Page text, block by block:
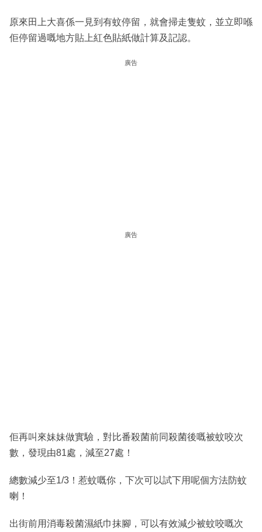
原來田上大喜係一見到有蚊停留，就會掃走隻蚊，並立即喺
佢停留過嘅地方貼上紅色貼紙做計算及記認。
廣告
廣告
佢再叫來妹妹做實驗，對比番殺菌前同殺菌後嘅被蚊咬次
數，發現由81處，減至27處！
總數減少至1/3！惹蚊嘅你，下次可以試下用呢個方法防蚊
喇！
出街前用消毒殺菌濕紙巾抹腳，可以有效減少被蚊咬嘅次